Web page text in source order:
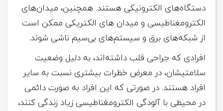
دستگاه‌های الکترونیکی هستند. همچنین، میدان‌های
الکترومغناطیسی و میدان­ های الکتریکی ممکن است
از شبکه‌های برق و سیستم‌های بی‌سیم ناشی شوند.
افرادی که جراحی قلب داشته‌اند، به دلیل وضعیت
سلامتی­شان، در معرض خطرات بیشتری نسبت به سایر
افراد هستند. در صورتی که این افراد به صورت دائمی
در محیطی با آلودگی الکترومغناطیسی زیاد زندگی کنند،